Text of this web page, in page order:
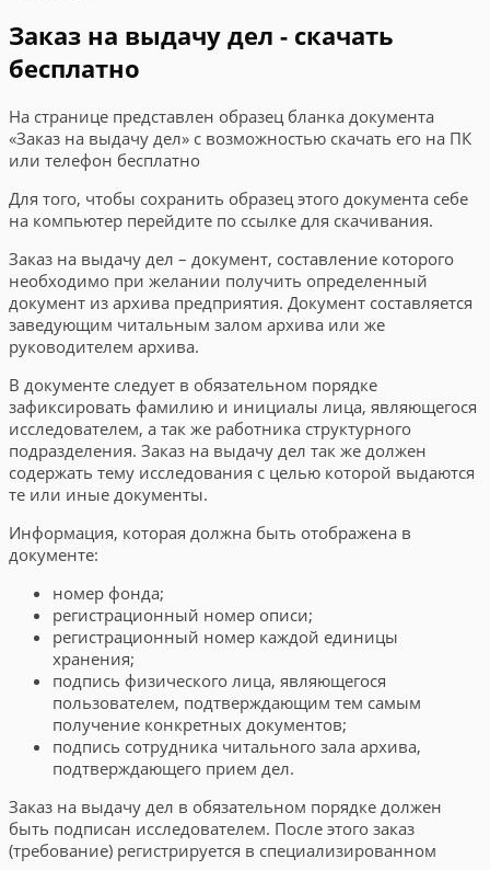
Заказ на выдачу дел - скачать
бесплатно
На странице представлен образец бланка документа
«Заказ на выдачу дел» с возможностью скачать его на ПК
или телефон бесплатно
Для того, чтобы сохранить образец этого документа себе
на компьютер перейдите по ссылке для скачивания.
Заказ на выдачу дел – документ, составление которого
необходимо при желании получить определенный
документ из архива предприятия. Документ составляется
заведующим читальным залом архива или же
руководителем архива.
В документе следует в обязательном порядке
зафиксировать фамилию и инициалы лица, являющегося
исследователем, а так же работника структурного
подразделения. Заказ на выдачу дел так же должен
содержать тему исследования с целью которой выдаются
те или иные документы.
Информация, которая должна быть отображена в
документе:
номер фонда;
регистрационный номер описи;
регистрационный номер каждой единицы
хранения;
подпись физического лица, являющегося
пользователем, подтверждающим тем самым
получение конкретных документов;
подпись сотрудника читального зала архива,
подтверждающего прием дел.
Заказ на выдачу дел в обязательном порядке должен
быть подписан исследователем. После этого заказ
(требование) регистрируется в специализированном